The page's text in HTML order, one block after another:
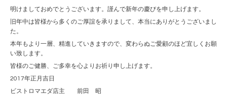
明けましておめでとうございます。謹んで新年の慶びを申し上げます。
旧年中は皆様から多くのご厚誼を承りまして、本当にありがとうございまし
た。
本年もより一層、精進していきますので、変わらぬご愛顧のほど宜しくお願
い致します。
皆様のご健勝、ご多幸を心よりお祈り申し上げます。
2017年正月吉日
ビストロマエダ店主 前田 昭